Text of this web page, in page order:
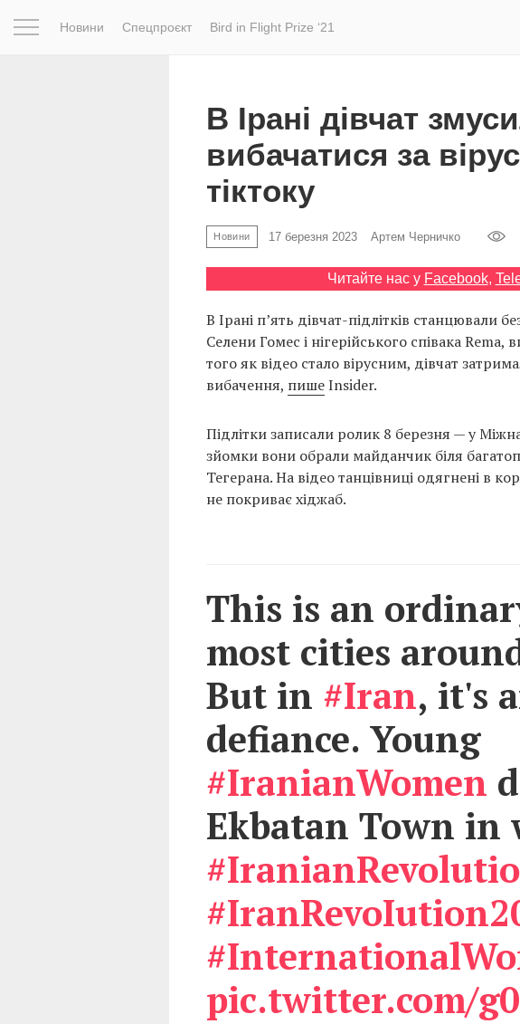
Новини Спецпроєкт Bird in Flight Prize ‘21
В Ірані дівчат
вибачатися за
тіктоку
Новини 17 березня 2023 Артем Черничко
Читайте нас у Facebook,
В Ірані п’ять дівчат-підлітків станцювали
Селени Гомес і нігерійського співака Rema,
того як відео стало вірусним, дівчат
вибачення, пишеInsider.
Підлітки записали ролик 8 березня — у
зйомки вони обрали майданчик біля
Тегерана. На відео танцівниці одягнені в
не покриває хіджаб.
This is an
most cities
But in #Iran, it's
defiance. Young
#IranianWomen
Ekbatan Town in
pic.twitter.com/